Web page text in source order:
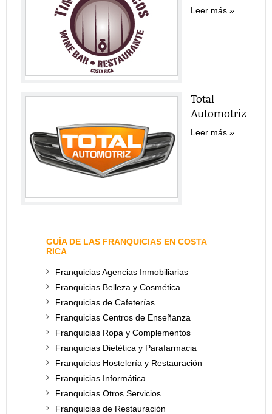
Leer más
Total
Automotriz
Leer más
GUÍA DE LAS FRANQUICIAS EN COSTA
RICA
Franquicias Agencias Inmobiliarias
Franquicias Belleza y Cosmética
Franquicias de Cafeterías
Franquicias Centros de Enseñanza
Franquicias Ropa y Complementos
Franquicias Dietética y Parafarmacia
Franquicias Hostelería y Restauración
Franquicias Informática
Franquicias Otros Servicios
Franquicias de Restauración